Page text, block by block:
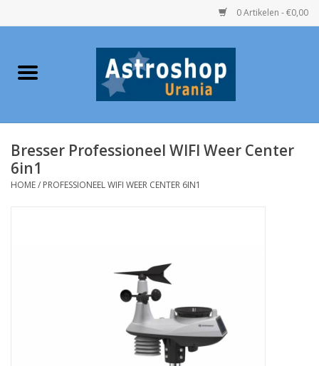
0 Artikelen - €0,00
Home
Telescopen
Accessoires
Bresser Professioneel WIFI Weer Center
6in1
HOME/ PROFESSIONEEL WIFI WEER CENTER 6IN1